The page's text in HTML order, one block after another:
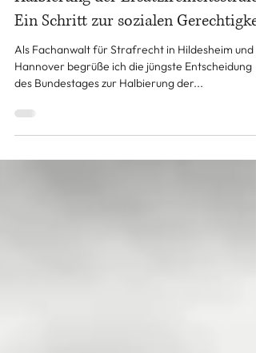
Halbierung der Ersatzfreiheitsstrafe:
Ein Schritt zur sozialen
Als Fachanwalt für Strafrecht in Hildesheim und
des Bundestages zur Halbierung der...